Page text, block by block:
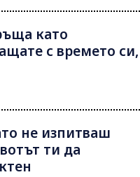
като
с времето си,
не изпитваш
ти да